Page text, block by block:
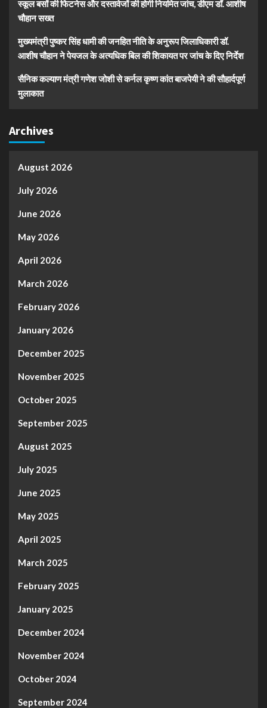
स्कूल बसों की फिटनेस और दस्तावेजों की होगी नियमित जांच, डीएम डॉ. आशीष
चौहान सख्त
मुख्यमंत्री पुष्कर सिंह धामी की जनहित नीति के अनुरूप जिलाधिकारी डॉ.
आशीष चौहान ने पेयजल के अत्यधिक बिल की शिकायत पर जांच के दिए निर्देश
सैनिक कल्याण मंत्री गणेश जोशी से कर्नल कृष्ण कांत बाजपेयी ने की सौहार्दपूर्ण
मुलाकात
Archives
August 2026
July 2026
June 2026
May 2026
April 2026
March 2026
February 2026
January 2026
December 2025
November 2025
October 2025
September 2025
August 2025
July 2025
June 2025
May 2025
April 2025
March 2025
February 2025
January 2025
December 2024
November 2024
October 2024
September 2024